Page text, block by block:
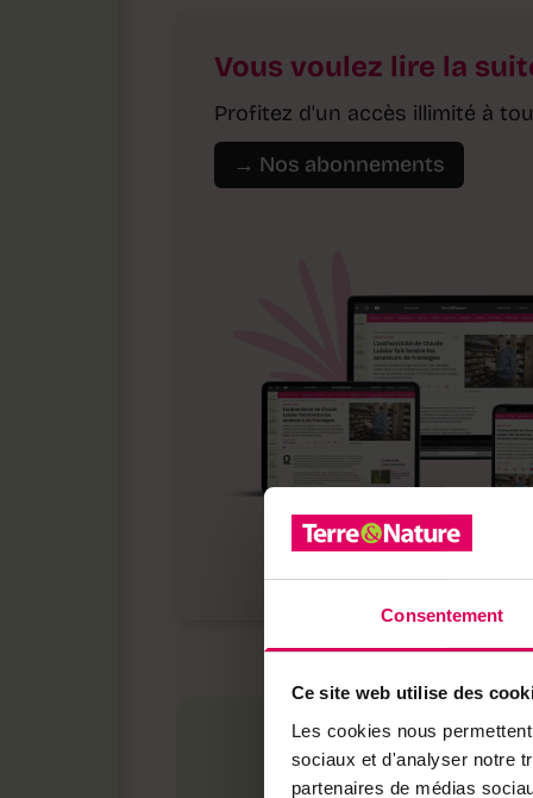
Consentement
Ce site web utilise des
Les cookies nous
sociaux et d'analyser notre
partenaires de médias
Vous voulez lire la
Profitez d'un accès illimité à
→ Nos abonnements